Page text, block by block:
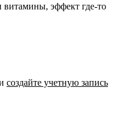
эффект где-то
создайте учетную запись